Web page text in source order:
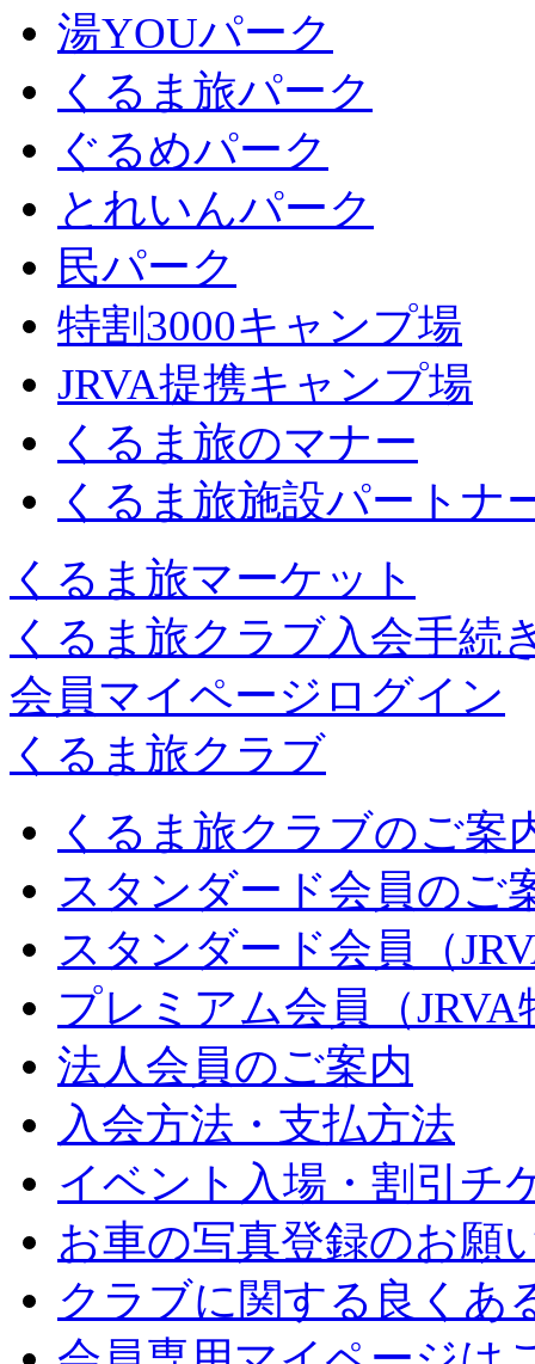
湯YOUパーク
くるま旅パーク
ぐるめパーク
とれいんパーク
民パーク
特割3000キャンプ場
JRVA提携キャンプ場
くるま旅のマナー
くるま旅施設パートナ
くるま旅マーケット
くるま旅クラブ入会手続
会員マイページログイン
くるま旅クラブ
くるま旅クラブのご案
スタンダード会員のご
スタンダード会員（
プレミアム会員（
法人会員のご案内
入会方法・支払方法
イベント入場・割引チ
お車の写真登録のお願
クラブに関する良くあ